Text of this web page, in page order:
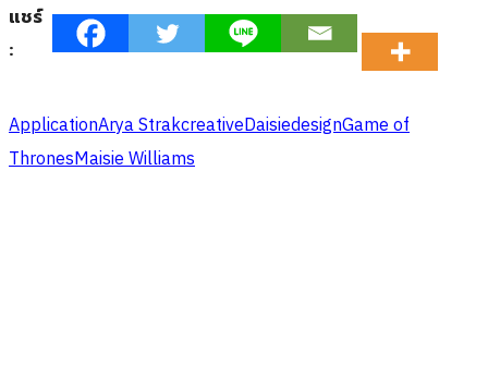
แชร์
:
ApplicationArya StrakcreativeDaisiedesignGame of
ThronesMaisie Williams